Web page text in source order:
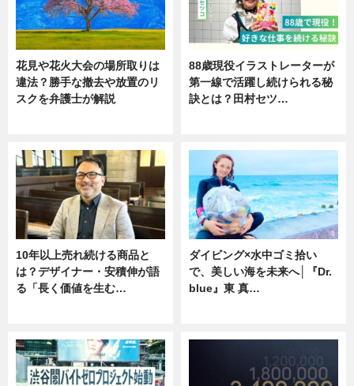
花見や花火大会の場所取りは
違法？勝手な撤去や放置のリ
スクを弁護士が解説
88歳現役イラストレーターが
第一線で活躍し続けられる秘
訣とは？田村セツ…
10年以上売れ続ける商品と
は？デザイナー・安積伸が語
る「長く価値を生む…
ダイビング×水中ゴミ拾い
で、美しい海を未来へ│『Dr.
blue』東 真…